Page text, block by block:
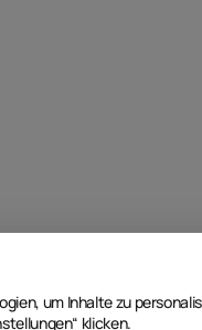
um Inhalte zu
klicken.